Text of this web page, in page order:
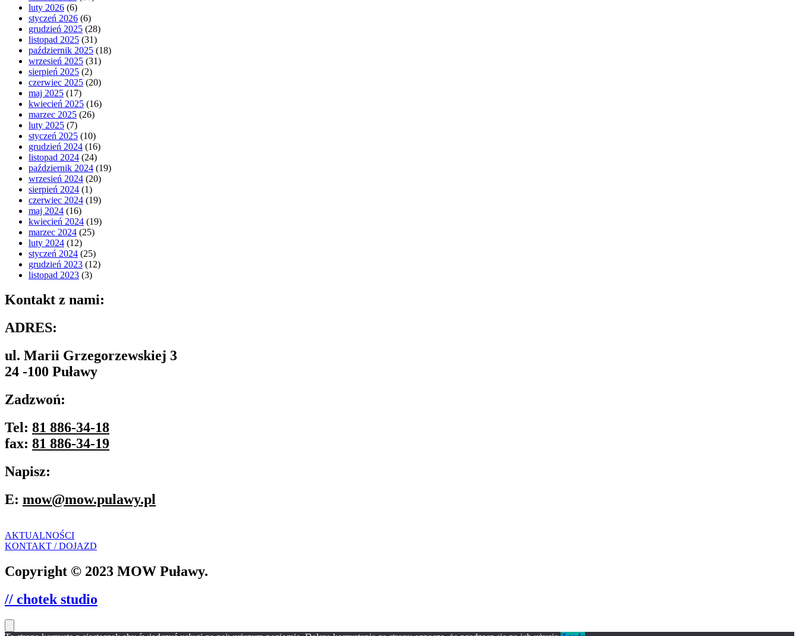
luty 2026 (6)
styczeń 2026 (6)
grudzień 2025 (28)
listopad 2025 (31)
październik 2025 (18)
wrzesień 2025 (31)
sierpień 2025 (2)
czerwiec 2025 (20)
maj 2025 (17)
kwiecień 2025 (16)
marzec 2025 (26)
luty 2025 (7)
styczeń 2025 (10)
grudzień 2024 (16)
listopad 2024 (24)
październik 2024 (19)
wrzesień 2024 (20)
sierpień 2024 (1)
czerwiec 2024 (19)
maj 2024 (16)
kwiecień 2024 (19)
marzec 2024 (25)
luty 2024 (12)
styczeń 2024 (25)
grudzień 2023 (12)
listopad 2023 (3)
Kontakt z nami:
ADRES:
ul. Marii Grzegorzewskiej 3
24 -100 Puławy
Zadzwoń:
Tel: 81 886-34-18
fax: 81 886-34-19
Napisz:
E: mow@mow.pulawy.pl
AKTUALNOŚCI
KONTAKT / DOJAZD
Copyright © 2023 MOW Puławy.
// chotek studio